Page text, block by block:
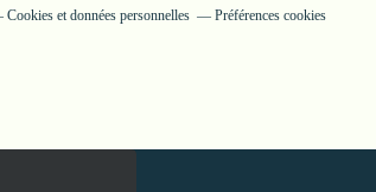
Cookies et données personnelles Préférences cookies